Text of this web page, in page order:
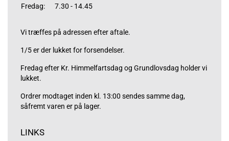
Fredag:
7.30 - 14.45
Vi træffes på adressen efter aftale.
1/5 er der lukket for forsendelser.
Fredag efter Kr. Himmelfartsdag og Grundlovsdag holder vi
lukket.
Ordrer modtaget inden kl. 13:00 sendes samme dag,
såfremt varen er på lager.
LINKS